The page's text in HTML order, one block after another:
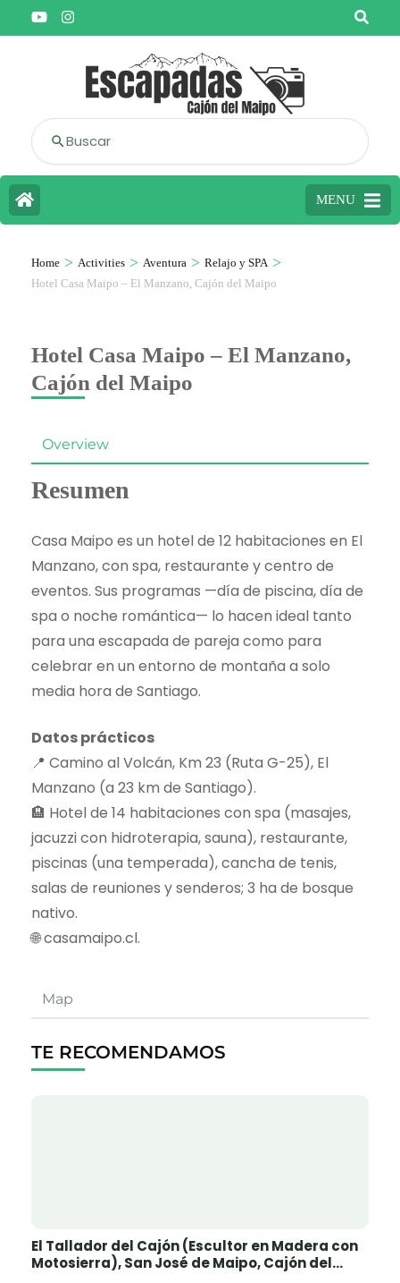
Buscar
MENU
Home > Activities > Aventura > Relajo y SPA >
Hotel Casa Maipo – El Manzano, Cajón del Maipo
Hotel Casa Maipo – El Manzano,
Cajón del Maipo
Overview
Map
Resumen
Casa Maipo es un hotel de 12 habitaciones en El
Manzano, con spa, restaurante y centro de
eventos. Sus programas —día de piscina, día de
spa o noche romántica— lo hacen ideal tanto
para una escapada de pareja como para
celebrar en un entorno de montaña a solo
media hora de Santiago.
Datos prácticos
📍 Camino al Volcán, Km 23 (Ruta G-25), El
Manzano (a 23 km de Santiago).
🏨 Hotel de 14 habitaciones con spa (masajes,
jacuzzi con hidroterapia, sauna), restaurante,
piscinas (una temperada), cancha de tenis,
salas de reuniones y senderos; 3 ha de bosque
nativo.
🌐 casamaipo.cl.
TE RECOMENDAMOS
El Tallador del Cajón (Escultor en Madera con
Motosierra), San José de Maipo, Cajón del